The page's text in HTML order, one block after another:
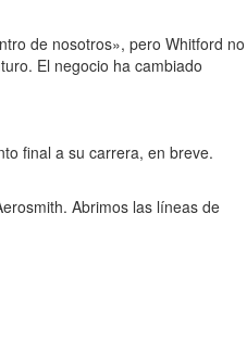
de nosotros», pero Whitford no
El negocio ha cambiado
final a su carrera, en breve.
Abrimos las líneas de